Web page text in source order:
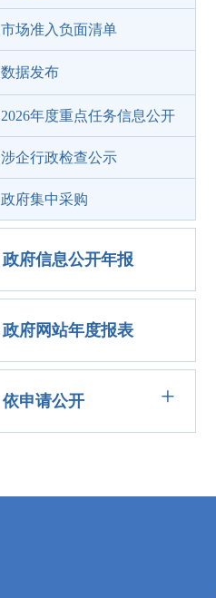
市场准入负面清单
数据发布
2026年度重点任务信息公开
涉企行政检查公示
政府集中采购
政府信息公开年报
政府网站年度报表
依申请公开 +